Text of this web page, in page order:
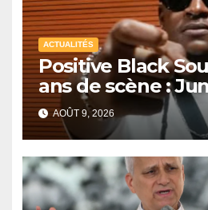
ACTUALITÉS
Positive Black
ans de scène :
face à un héritage
générationnel
AOÛT 9, 2026